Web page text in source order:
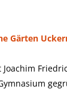
Gärten